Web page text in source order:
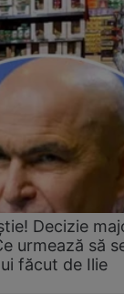
Decizie
urmează să
făcut de Ilie